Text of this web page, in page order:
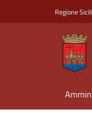
Regione